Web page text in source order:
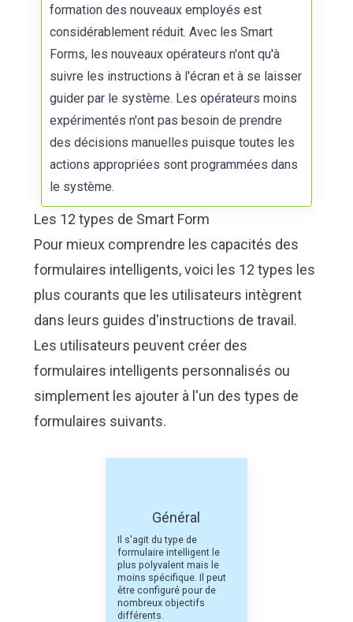
formation des nouveaux employés est
considérablement réduit. Avec les Smart
Forms, les nouveaux opérateurs n'ont qu'à
suivre les instructions à l'écran et à se laisser
guider par le système. Les opérateurs moins
expérimentés n'ont pas besoin de prendre
des décisions manuelles puisque toutes les
actions appropriées sont programmées dans
le système.
Les 12 types de Smart Form
Pour mieux comprendre les capacités des
formulaires intelligents, voici les 12 types les
plus courants que les utilisateurs intègrent
dans leurs guides d'instructions de travail.
Les utilisateurs peuvent créer des
formulaires intelligents personnalisés ou
simplement les ajouter à l'un des types de
formulaires suivants.
Général
Il s'agit du type de
formulaire intelligent le
plus polyvalent mais le
moins spécifique. Il peut
être configuré pour de
nombreux objectifs
différents.